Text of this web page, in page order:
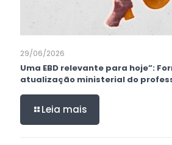
29/06/2026
Uma EBD relevante para hoje”:
atualização ministerial do
Leia mais